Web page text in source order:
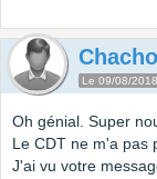
Le 09/08/
Oh génial. Super
Le CDT ne m'a pas
J'ai vu votre